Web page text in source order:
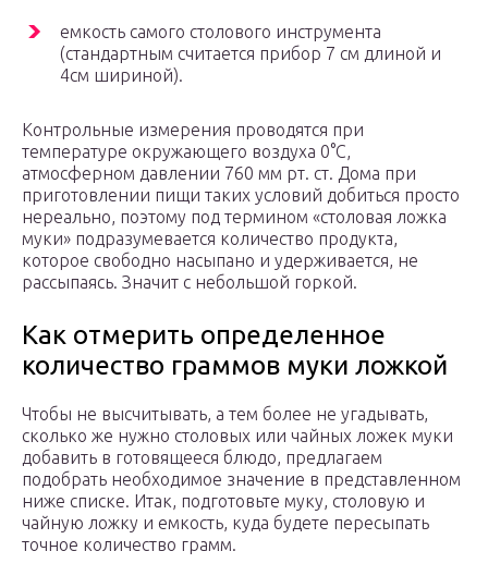
емкость самого столового инструмента
(стандартным считается прибор 7 см длиной и
4см шириной).
Контрольные измерения проводятся при
температуре окружающего воздуха 0°С,
атмосферном давлении 760 мм рт. ст. Дома при
приготовлении пищи таких условий добиться просто
нереально, поэтому под термином «столовая ложка
муки» подразумевается количество продукта,
которое свободно насыпано и удерживается, не
рассыпаясь. Значит с небольшой горкой.
Как отмерить определенное
количество граммов муки ложкой
Чтобы не высчитывать, а тем более не угадывать,
сколько же нужно столовых или чайных ложек муки
добавить в готовящееся блюдо, предлагаем
подобрать необходимое значение в представленном
ниже списке. Итак, подготовьте муку, столовую и
чайную ложку и емкость, куда будете пересыпать
точное количество грамм.